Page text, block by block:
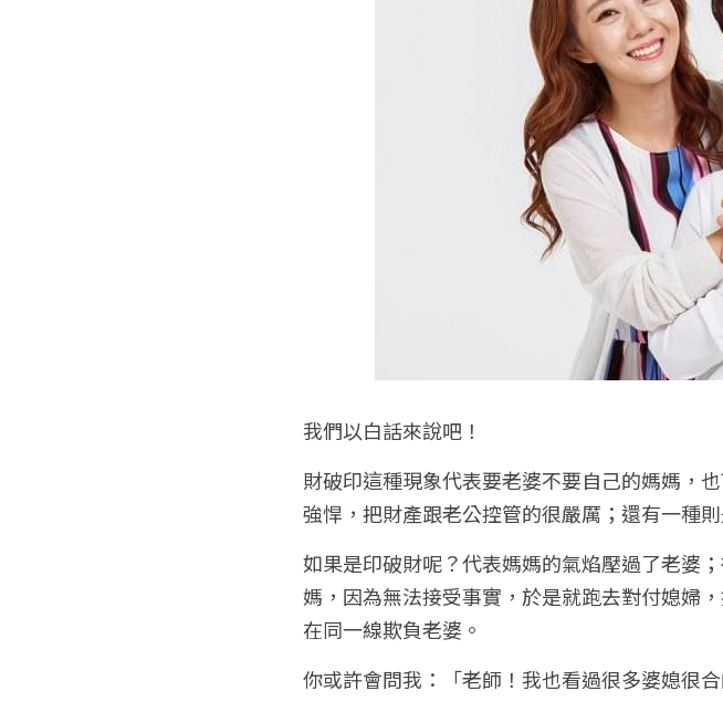
我們以白話來說吧！
財破印這種現象代表要老婆不要自己的媽媽，
強悍，把財產跟老公控管的很嚴厲；還有一種
如果是印破財呢？代表媽媽的氣焰壓過了老婆
媽，因為無法接受事實，於是就跑去對付媳婦
在同一線欺負老婆。
你或許會問我：「老師！我也看過很多婆媳很